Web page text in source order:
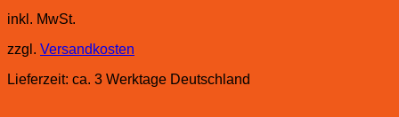
inkl. MwSt.
zzgl. Versandkosten
Lieferzeit: ca. 3 Werktage Deutschland